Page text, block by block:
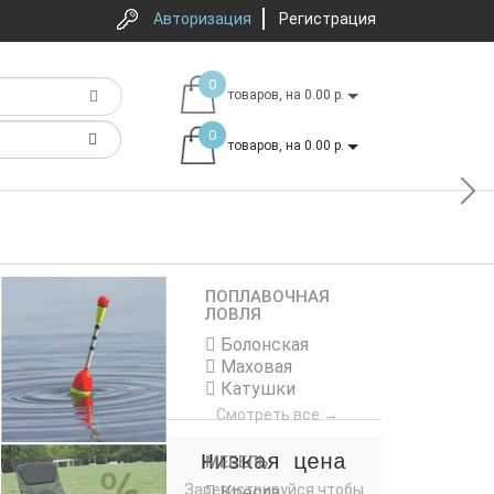
Авторизация Регистрация
0
товаров, на 0.00 р.
ПОПЛАВОЧНАЯ
ЛОВЛЯ
Болонская
Маховая
Катушки
Смотреть все →
МЕБЕЛЬ
Авторизация Регистрация
0
товаров, на 0.00 р.
Низкая цена
Зарегистрируйся чтобы